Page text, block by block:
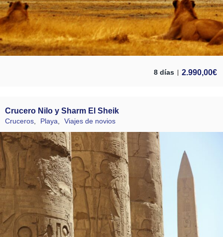
8 días 2.990,00€
Crucero Nilo y Sharm El Sheik
Cruceros Playa Viajes de novios